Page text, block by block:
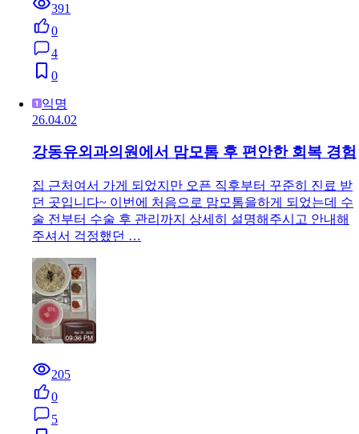
391
0
4
0
익명
26.04.02
강동유외과의원에서 맘모톰 후 편안한 회복 경험
집 근처여서 가게 되었지만 오픈 직후부터 꾸준히 진료 받
던 곳입니다~ 이번에 처음으로 맘모톰을하게 되었는데 수
술 전부터 수술 후 관리까지 상세히 설명해주시고 안내해
주셔서 걱정했던 …
205
0
5